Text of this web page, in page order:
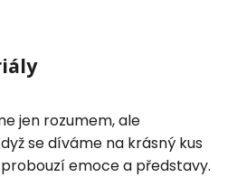
jen rozumem, ale
se díváme na krásný kus
emoce a představy.